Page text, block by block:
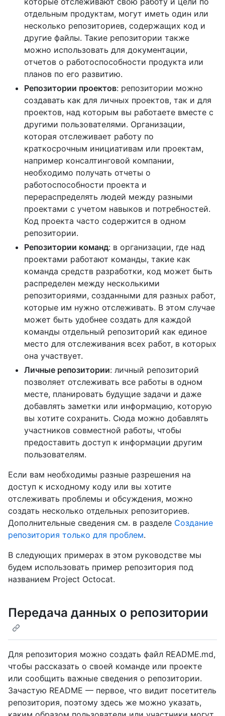
отдельным продуктам, могут иметь один или
несколько репозиториев, содержащих код и
другие файлы. Такие репозитории также
можно использовать для документации,
отчетов о работоспособности продукта или
планов по его развитию.
Репозитории проектов: репозитории можно
создавать как для личных проектов, так и для
проектов, над которым вы работаете вместе с
другими пользователями. Организации,
которая отслеживает работу по
краткосрочным инициативам или проектам,
например консалтинговой компании,
необходимо получать отчеты о
работоспособности проекта и
перераспределять людей между разными
проектами с учетом навыков и потребностей.
Код проекта часто содержится в одном
репозитории.
Репозитории команд: в организации, где над
проектами работают команды, такие как
команда средств разработки, код может быть
распределен между несколькими
репозиториями, созданными для разных работ,
которые им нужно отслеживать. В этом случае
может быть удобнее создать для каждой
команды отдельный репозиторий как единое
место для отслеживания всех работ, в которых
она участвует.
Личные репозитории: личный репозиторий
позволяет отслеживать все работы в одном
месте, планировать будущие задачи и даже
добавлять заметки или информацию, которую
вы хотите сохранить. Сюда можно добавлять
участников совместной работы, чтобы
предоставить доступ к информации другим
пользователям.
Если вам необходимы разные разрешения на
доступ к исходному коду или вы хотите
отслеживать проблемы и обсуждения, можно
создать несколько отдельных репозиториев.
Дополнительные сведения см. в разделе Создание
репозитория только для проблем.
В следующих примерах в этом руководстве мы
будем использовать пример репозитория под
названием Project Octocat.
Передача данных о репозитории
Для репозитория можно создать файл README.md,
чтобы рассказать о своей команде или проекте
или сообщить важные сведения о репозитории.
Зачастую README — первое, что видит посетитель
репозитория, поэтому здесь же можно указать,